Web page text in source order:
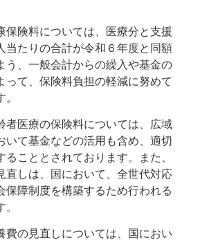
保険料については、医療分と支援
当たりの合計が令和６年度と同額
う、一般会計からの繰入や基金の
って、保険料負担の軽減に努めて
者医療の保険料については、広域
いて基金などの活用も含め、適切
ることとされております。また、
直しは、国において、全世代対応
保障制度を構築するため行われる
。
費の見直しについては、国におい